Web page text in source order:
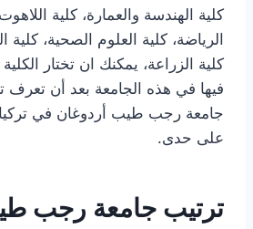
كلية الهندسة والعمارة، كلية
الرياضة، كلية العلوم الصحية، كلية
كلية الزراعة، يمكنك ان تختار
فيها في هذه الجامعة بعد أن تعرف
جامعة رجب طيب أردوغان في تركيا
على حدى.
ترتيب جامعة رجب